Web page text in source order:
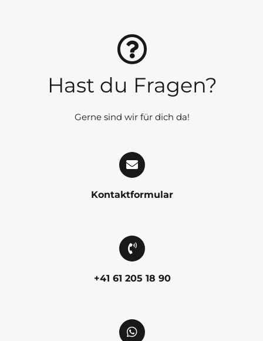
Hast du Fragen?
Gerne sind wir für dich da!
Kontaktformular
+41 61 205 18 90